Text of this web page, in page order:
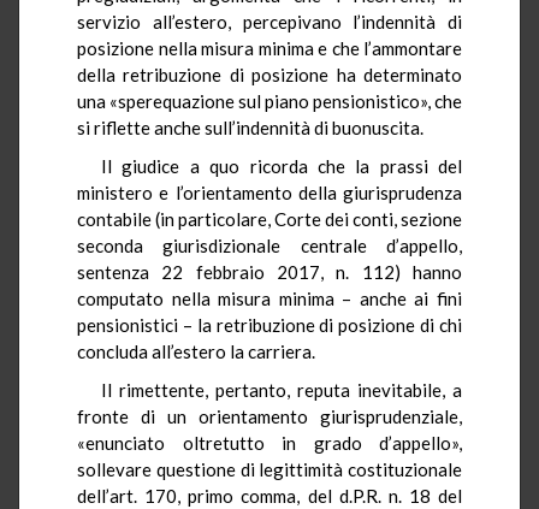
servizio all’estero, percepivano l’indennità di
posizione nella misura minima e che l’ammontare
della retribuzione di posizione ha determinato
una «sperequazione sul piano pensionistico», che
si riflette anche sull’indennità di buonuscita.
Il giudice a quo ricorda che la prassi del
ministero e l’orientamento della giurisprudenza
contabile (in particolare, Corte dei conti, sezione
seconda giurisdizionale centrale d’appello,
sentenza 22 febbraio 2017, n. 112) hanno
computato nella misura minima – anche ai fini
pensionistici – la retribuzione di posizione di chi
concluda all’estero la carriera.
Il rimettente, pertanto, reputa inevitabile, a
fronte di un orientamento giurisprudenziale,
«enunciato oltretutto in grado d’appello»,
sollevare questione di legittimità costituzionale
dell’art. 170, primo comma, del d.P.R. n. 18 del